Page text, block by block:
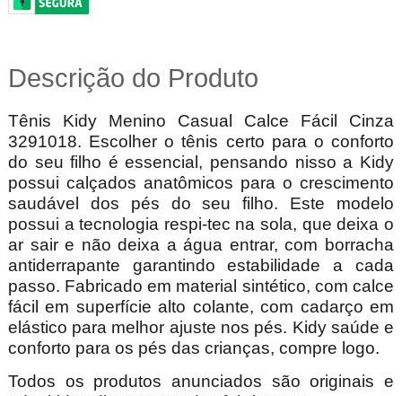
Descrição do Produto
Tênis Kidy Menino Casual Calce Fácil Cinza
3291018. Escolher o tênis certo para o conforto
do seu filho é essencial, pensando nisso a Kidy
possui calçados anatômicos para o crescimento
saudável dos pés do seu filho. Este modelo
possui a tecnologia respi-tec na sola, que deixa o
ar sair e não deixa a água entrar, com borracha
antiderrapante garantindo estabilidade a cada
passo. Fabricado em material sintético, com calce
fácil em superfície alto colante, com cadarço em
elástico para melhor ajuste nos pés. Kidy saúde e
conforto para os pés das crianças, compre logo.
Todos os produtos anunciados são originais e